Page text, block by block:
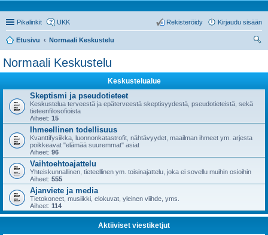
Pikalinkit UKK Kirjaudu sisään
Rekisteröidy
Etusivu
Normaali Keskustelu
Normaali Keskustelu
Keskustelualue
Skeptismi ja pseudotieteet
Keskustelua terveestä ja epäterveestä skeptisyydestä, pseudotieteistä, sekä
tieteenfilosofioista
Aiheet: 15
Ihmeellinen todellisuus
Kvanttifysiikka, luonnonkatastrofit, nähtävyydet, maailman ihmeet ym. arjesta
poikkeavat "elämää suuremmat" asiat
Aiheet: 96
Vaihtoehtoajattelu
Yhteiskunnallinen, tieteellinen ym. toisinajattelu, joka ei sovellu muihin osioihin
Aiheet: 555
Ajanviete ja media
Tietokoneet, musiikki, elokuvat, yleinen viihde, yms.
Aiheet: 114
Aktiiviset viestiketjut